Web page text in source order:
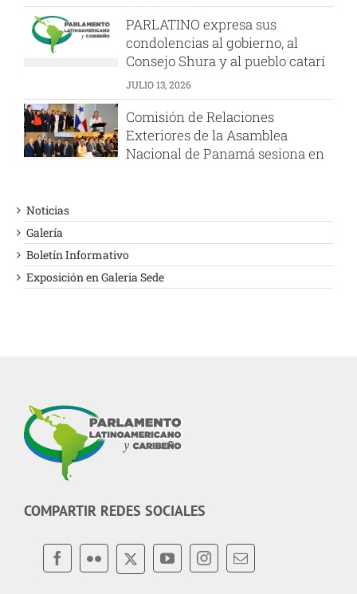
PARLATINO expresa sus
condolencias al gobierno, al
Consejo Shura y al pueblo catarí
JULIO 13, 2026
Comisión de Relaciones
Exteriores de la Asamblea
Nacional de Panamá sesiona en
PARLATINO felicita a la
Presidenta de la Asamblea
Popular Nacional de Argelia
JULIO 29, 2026
Noticias
Galería
Boletín Informativo
Exposición en Galeria Sede
COMPARTIR REDES SOCIALES